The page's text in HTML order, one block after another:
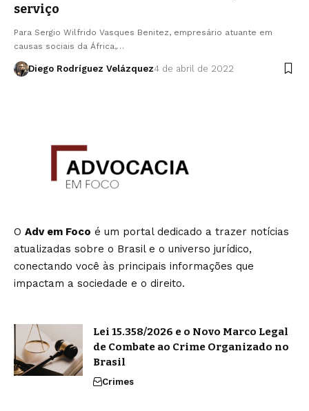
serviço
Para Sergio Wilfrido Vasques Benitez, empresário atuante em
causas sociais da África,…
Diego Rodríguez Velázquez4 de abril de 2022
O Adv em Foco é um portal dedicado a trazer notícias
atualizadas sobre o Brasil e o universo jurídico,
conectando você às principais informações que
impactam a sociedade e o direito.
Lei 15.358/2026 e o Novo Marco Legal
de Combate ao Crime Organizado no
Brasil
Crimes